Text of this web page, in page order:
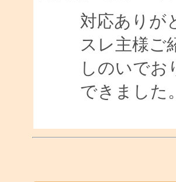
対応ありが
スレ主様ご
しのいでお
できました。